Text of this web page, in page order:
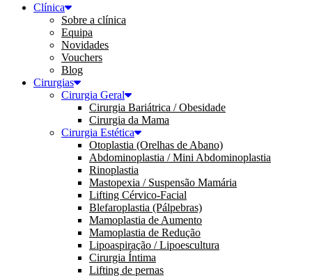
Clínica
Sobre a clínica
Equipa
Novidades
Vouchers
Blog
Cirurgias
Cirurgia Geral
Cirurgia Bariátrica / Obesidade
Cirurgia da Mama
Cirurgia Estética
Otoplastia (Orelhas de Abano)
Abdominoplastia / Mini Abdominoplastia
Rinoplastia
Mastopexia / Suspensão Mamária
Lifting Cérvico-Facial
Blefaroplastia (Pálpebras)
Mamoplastia de Aumento
Mamoplastia de Redução
Lipoaspiração / Lipoescultura
Cirurgia Íntima
Lifting de pernas